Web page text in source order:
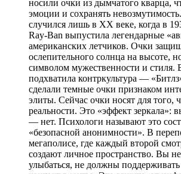
носили очки из дымчатого кварца,
эмоции и сохранять
случился лишь в XX веке, когда в
Ray-Ban выпустила легендарные
американских летчиков. Очки
ослепительного солнца на высоте,
символом мужественности и стиля.
подхватила контркультура —
сделали темные очки признаком
элиты. Сейчас очки носят для того,
реальности. Это «эффект зеркала»:
— нет. Психологи называют это
«безопасной анонимности». В
мегаполисе, где каждый второй
создают личное пространство. Вы
улыбаться, не должны